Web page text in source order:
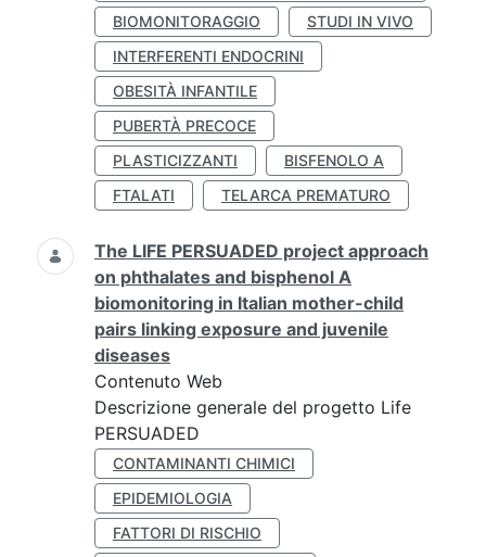
BIOMONITORAGGIO
STUDI IN VIVO
INTERFERENTI ENDOCRINI
OBESITÀ INFANTILE
PUBERTÀ PRECOCE
PLASTICIZZANTI
BISFENOLO A
FTALATI
TELARCA PREMATURO
The LIFE PERSUADED project approach
on phthalates and bisphenol A
biomonitoring in Italian mother-child
pairs linking exposure and juvenile
diseases
Contenuto Web
Descrizione generale del progetto Life
PERSUADED
CONTAMINANTI CHIMICI
EPIDEMIOLOGIA
FATTORI DI RISCHIO